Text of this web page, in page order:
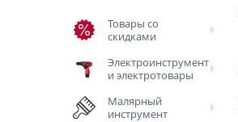
Товары со
скидками
Электроинструмент
и электротовары
Малярный
инструмент